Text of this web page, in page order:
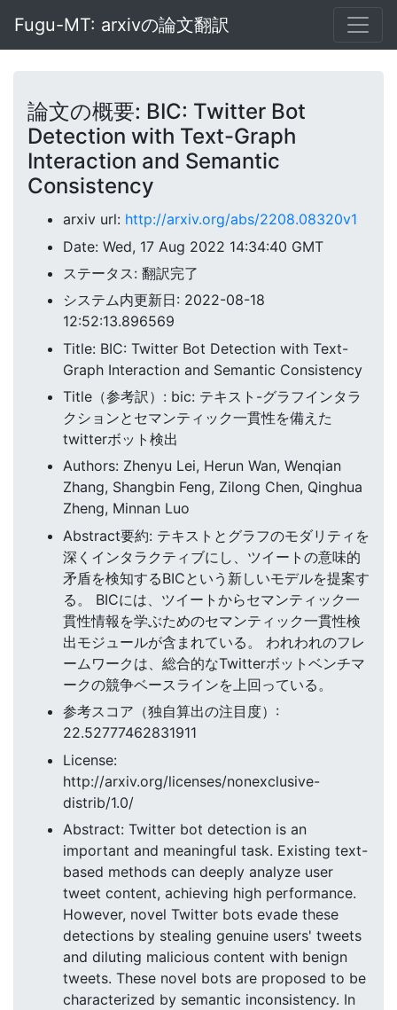
Fugu-MT: arxivの論文翻訳
論文の概要: BIC: Twitter Bot
Detection with Text-Graph
Interaction and Semantic
Consistency
arxiv url: http://arxiv.org/abs/2208.08320v1
Date: Wed, 17 Aug 2022 14:34:40 GMT
ステータス: 翻訳完了
システム内更新日: 2022-08-18
12:52:13.896569
Title: BIC: Twitter Bot Detection with Text-
Graph Interaction and Semantic Consistency
Title（参考訳）: bic: テキスト-グラフインタラ
クションとセマンティック一貫性を備えた
twitterボット検出
Authors: Zhenyu Lei, Herun Wan, Wenqian
Zhang, Shangbin Feng, Zilong Chen, Qinghua
Zheng, Minnan Luo
Abstract要約: テキストとグラフのモダリティを
深くインタラクティブにし、ツイートの意味的
矛盾を検知するBICという新しいモデルを提案す
る。 BICには、ツイートからセマンティック一
貫性情報を学ぶためのセマンティック一貫性検
出モジュールが含まれている。 われわれのフレ
ームワークは、総合的なTwitterボットベンチマ
ークの競争ベースラインを上回っている。
参考スコア（独自算出の注目度）:
22.52777462831911
License:
http://arxiv.org/licenses/nonexclusive-
distrib/1.0/
Abstract: Twitter bot detection is an
important and meaningful task. Existing text-
based methods can deeply analyze user
tweet content, achieving high performance.
However, novel Twitter bots evade these
detections by stealing genuine users' tweets
and diluting malicious content with benign
tweets. These novel bots are proposed to be
characterized by semantic inconsistency. In